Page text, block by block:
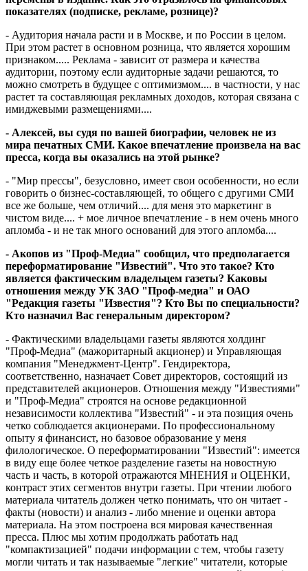
показателях (подписке, рекламе, рознице)?
- Аудитория начала расти и в Москве, и по России в целом.
При этом растет в основном розница, что является хорошим
признаком..... Реклама - зависит от размера и качества
аудитории, поэтому если аудиторные задачи решаются, то
можно смотреть в будущее с оптимизмом.... в частности, у нас
растет та составляющая рекламных доходов, которая связана с
имиджевыми размещениями....
- Алексей, вы судя по вашей биографии, человек не из
мира печатных СМИ. Какое впечатление произвела на вас
пресса, когда вы оказались на этой рынке?
- "Мир прессы", безусловно, имеет свои особенности, но если
говорить о бизнес-составляющей, то общего с другими СМИ
все же больше, чем отличий.... для меня это маркетинг в
чистом виде.... + мое личное впечатление - в нем очень много
апломба - и не так много оснований для этого апломба....
- Акопов из "Проф-Медиа" сообщил, что предполагается
переформатирование "Известий". Что это такое? Кто
является фактическим владельцем газеты? Каковы
отношения между УК ЗАО "Проф-медиа" и ОАО
"Редакция газеты "Известия"? Кто Вы по специальности?
Кто назначил Вас генеральным директором?
- Фактическими владельцами газеты являются холдинг
"Проф-Медиа" (мажоритарный акционер) и Управляющая
компания "Менеджмент-Центр". Гендиректора,
соответственно, назначает Совет директоров, состоящий из
представителей акционеров. Отношения между "Известиями"
и "Проф-Медиа" строятся на основе редакционной
независимости коллектива "Известий" - и эта позиция очень
четко соблюдается акционерами. По профессиональному
опыту я финансист, но базовое образование у меня
филологическое. О переформатировании "Известий": имеется
в виду еще более четкое разделение газеты на новостную
часть и часть, в которой отражаются МНЕНИЯ и ОЦЕНКИ,
контраст этих сегментов внутри газеты. При чтении любого
материала читатель должен четко понимать, что он читает -
факты (новости) и анализ - либо мнение и оценки автора
материала. На этом построена вся мировая качественная
пресса. Плюс мы хотим продолжать работать над
"компактизацией" подачи информации с тем, чтобы газету
могли читать и так называемые "легкие" читатели, которые